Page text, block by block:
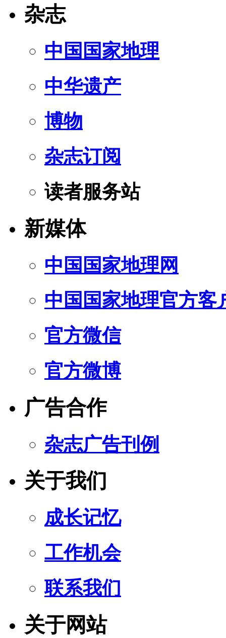
杂志
中国国家地理
中华遗产
博物
杂志订阅
读者服务站
新媒体
中国国家地理网
中国国家地理官方客
官方微信
官方微博
广告合作
杂志广告刊例
关于我们
成长记忆
工作机会
联系我们
关于网站